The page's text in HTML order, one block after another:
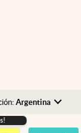
Argentina
Argentina